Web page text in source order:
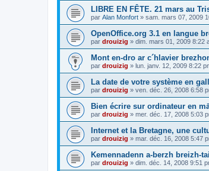
LIBRE EN FÊTE. 21 mars au
par Alan Monfort » sam. mars 07, 2009
OpenOffice.org 3.1 en langue
par drouizig » dim. mars 01, 2009 8:22
Mont en-dro ar c´hlavier
par drouizig » lun. janv. 12, 2009 8:22
La date de votre système en
par drouizig » ven. déc. 26, 2008 6:58
Bien écrire sur ordinateur en
par drouizig » mer. déc. 17, 2008 5:03
Internet et la Bretagne, une
par drouizig » mar. déc. 16, 2008 5:47
Kemennadenn a-berzh breizh-
par drouizig » dim. déc. 14, 2008 9:51